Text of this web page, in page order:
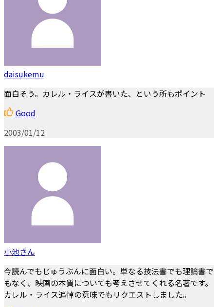
daisukemu
面白そう。カレル・ライスが書いた、という所もポイント
Good
2003/01/12
小池さん
今読んでもじゅうぶんに面白い。単なる技法書でも理論書で
もなく、映画の本質についても考えさせてくれる名著です。
カレル・ライス追悼の意味でもリクエストしました。